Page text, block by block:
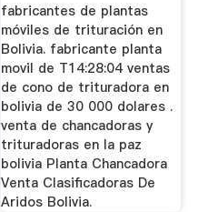
fabricantes de plantas
móviles de trituración en
Bolivia. fabricante planta
movil de T14:28:04 ventas
de cono de trituradora en
bolivia de 30 000 dolares .
venta de chancadoras y
trituradoras en la paz
bolivia Planta Chancadora
Venta Clasificadoras De
Aridos Bolivia.